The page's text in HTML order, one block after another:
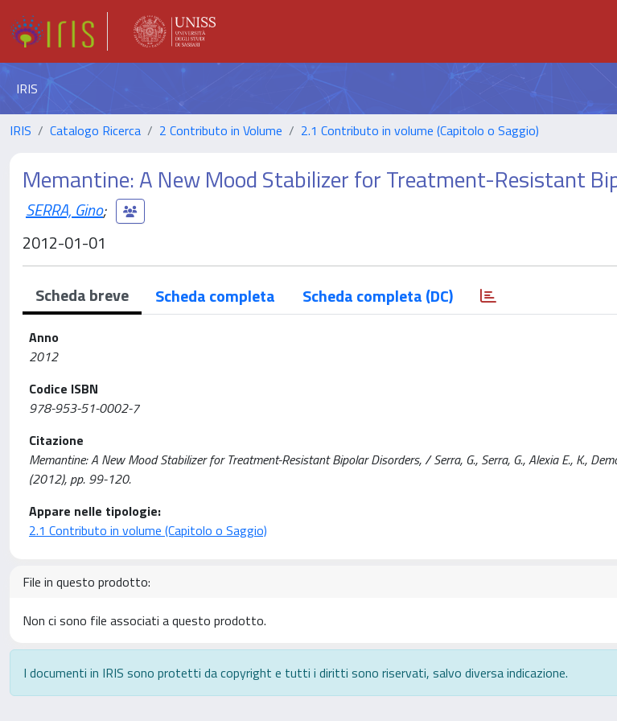
IRIS
IRIS Catalogo Ricerca 2 Contributo in Volume 2.1 Contributo in volume (Capitolo o Saggio)
Memantine: A New Mood Stabilizer for Treatment-Resistant
SERRA, Gino;
2012-01-01
Scheda breve Scheda completa Scheda completa (DC)
Anno
2012
Codice ISBN
978-953-51-0002-7
Citazione
Memantine: A New Mood Stabilizer for Treatment-Resistant Bipolar Disorders, / Serra, G., Serra, G., Alexia E., K.,
(2012), pp. 99-120.
Appare nelle tipologie:
2.1 Contributo in volume (Capitolo o Saggio)
File in questo prodotto:
Non ci sono file associati a questo prodotto.
I documenti in IRIS sono protetti da copyright e tutti i diritti sono riservati, salvo diversa indicazione.